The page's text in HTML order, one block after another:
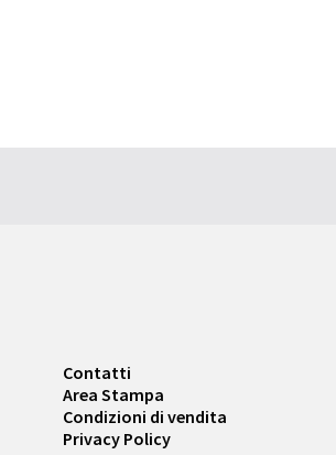
Contatti
Area Stampa
Condizioni di vendita
Privacy Policy